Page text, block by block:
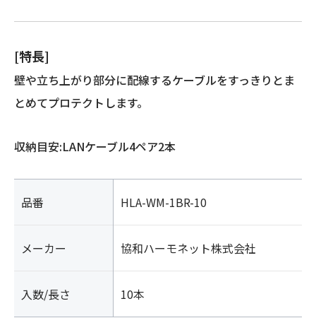
[特長]
壁や立ち上がり部分に配線するケーブルをすっきりとま
とめてプロテクトします。
収納目安:LANケーブル4ペア2本
品番 HLA-WM-1BR-10
メーカー 協和ハーモネット株式会社
入数/長さ 10本